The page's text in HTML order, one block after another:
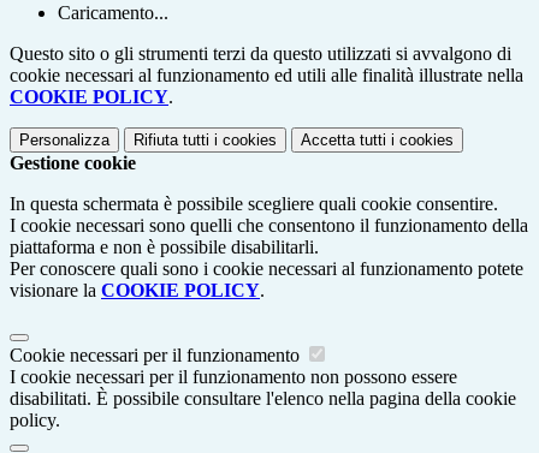
Caricamento...
Questo sito o gli strumenti terzi da questo utilizzati si avvalgono di
cookie necessari al funzionamento ed utili alle finalità illustrate nella
COOKIE POLICY.
Personalizza Rifiuta tutti i cookies Accetta tutti i cookies
Gestione cookie
In questa schermata è possibile scegliere quali cookie consentire.
I cookie necessari sono quelli che consentono il funzionamento della
piattaforma e non è possibile disabilitarli.
Per conoscere quali sono i cookie necessari al funzionamento potete
visionare la COOKIE POLICY.
Cookie necessari per il funzionamento
I cookie necessari per il funzionamento non possono essere
disabilitati. È possibile consultare l'elenco nella pagina della cookie
policy.